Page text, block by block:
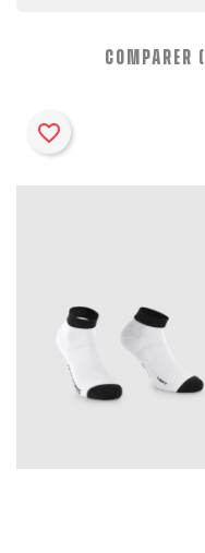
COMPARER (
favorite_border